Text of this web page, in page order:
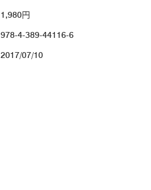
1,980円
978-4-389-44116-6
2017/07/10